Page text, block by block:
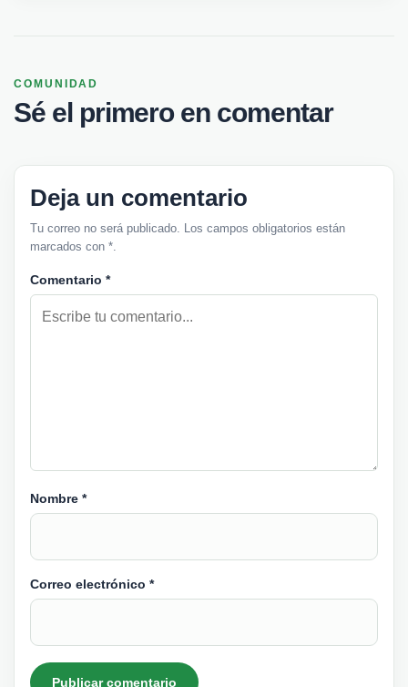
COMUNIDAD
Sé el primero en comentar
Deja un comentario
Tu correo no será publicado. Los campos obligatorios están
marcados con *.
Comentario *
Nombre *
Correo electrónico *